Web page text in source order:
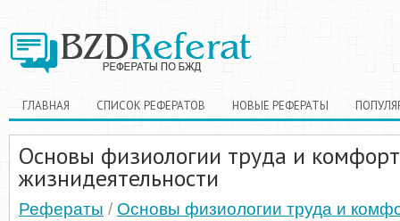
ГЛАВНАЯ СПИСОК РЕФЕРАТОВ НОВЫЕ РЕФЕРАТЫ
Основы физиологии труда и
жизнидеятельности
Рефераты / Основы физиологии труда и